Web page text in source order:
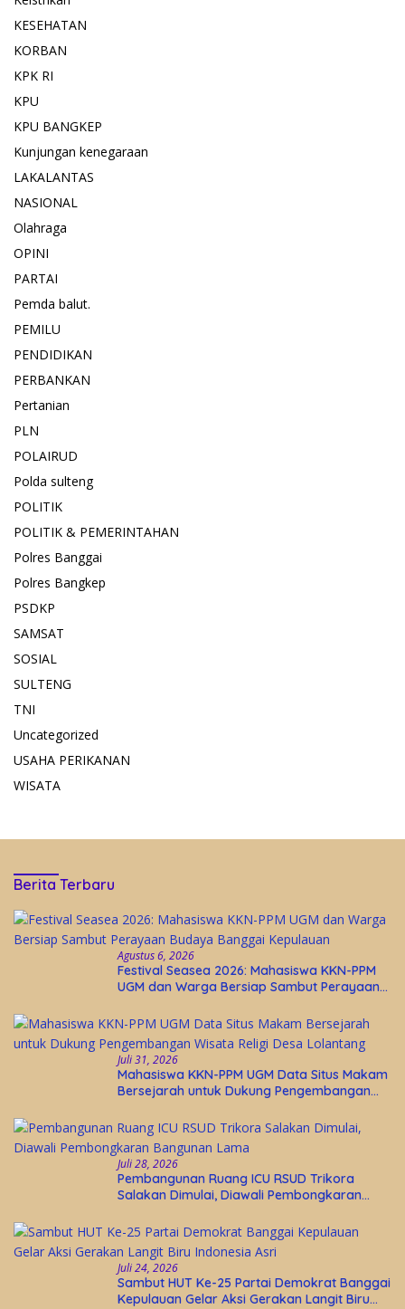
KESEHATAN
KORBAN
KPK RI
KPU
KPU BANGKEP
Kunjungan kenegaraan
LAKALANTAS
NASIONAL
Olahraga
OPINI
PARTAI
Pemda balut.
PEMILU
PENDIDIKAN
PERBANKAN
Pertanian
PLN
POLAIRUD
Polda sulteng
POLITIK
POLITIK & PEMERINTAHAN
Polres Banggai
Polres Bangkep
PSDKP
SAMSAT
SOSIAL
SULTENG
TNI
Uncategorized
USAHA PERIKANAN
WISATA
Berita Terbaru
Agustus 6, 2026
Festival Seasea 2026: Mahasiswa KKN-PPM
UGM dan Warga Bersiap Sambut Perayaan
Juli 31, 2026
Mahasiswa KKN-PPM UGM Data Situs Makam
Bersejarah untuk Dukung Pengembangan
Juli 28, 2026
Pembangunan Ruang ICU RSUD Trikora
Salakan Dimulai, Diawali Pembongkaran
Juli 24, 2026
Sambut HUT Ke-25 Partai Demokrat Banggai
Kepulauan Gelar Aksi Gerakan Langit Biru